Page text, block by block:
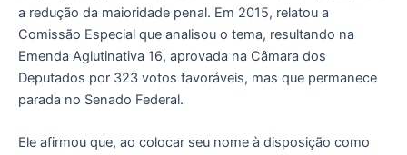
a redução da maioridade penal. Em 2015, relatou a
Comissão Especial que analisou o tema, resultando na
Emenda Aglutinativa 16, aprovada na Câmara dos
Deputados por 323 votos favoráveis, mas que permanece
parada no Senado Federal.
Ele afirmou que, ao colocar seu nome à disposição como